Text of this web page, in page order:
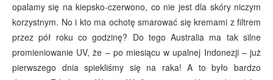
opalamy się na kiepsko-czerwono, co nie jest dla skóry niczym
korzystnym. No i kto ma ochotę smarować się kremami z filtrem
przez pół roku co godzinę? Do tego Australia ma tak silne
promieniowanie UV, że – po miesiącu w upalnej Indonezji – już
pierwszego dnia spiekliśmy się na raka! A to było bardzo